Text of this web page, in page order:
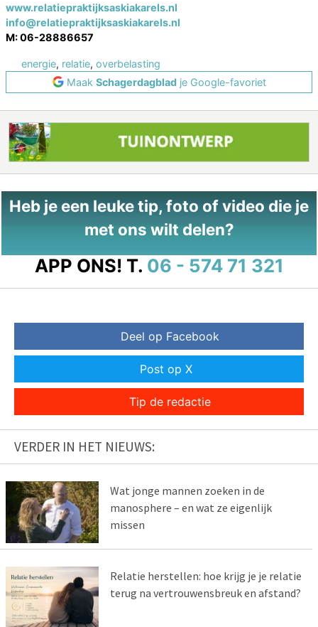
www.relatiepraktijksaskiakarels.nl
info@relatiepraktijksaskiakarels.nl
M: 06-28886657
energie, relatie, overbelasting
Maak Schagerdagbladje Google-favoriet
Heb je een leuke tip, foto of video die je
met ons wilt delen?
APP ONS! T. 06 - 574 71 321
Deel op Facebook
Post op X
Tip de redactie
VERDER IN HET NIEUWS:
Wat jonge mannen zoeken in de
manosphere – en wat ze eigenlijk
missen
Relatie herstellen: hoe krijg je je relatie
terug na vertrouwensbreuk en afstand?